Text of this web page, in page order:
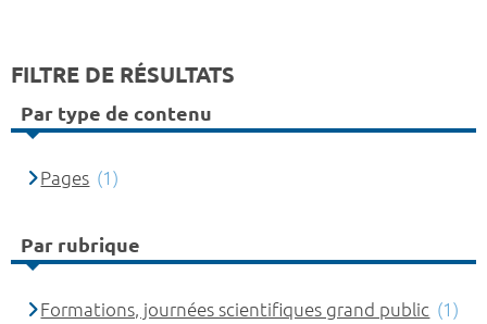
FILTRE DE RÉSULTATS
Par type de contenu
Pages (1)
Par rubrique
Formations, journées scientifiques grand public (1)